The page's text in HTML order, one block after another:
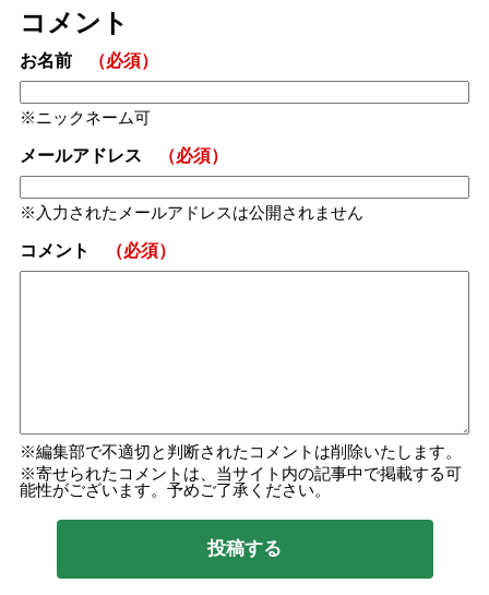
コメント
お名前 （必須）
ニックネーム可
メールアドレス （必須）
入力されたメールアドレスは公開されません
コメント （必須）
編集部で不適切と判断されたコメントは削除いたします。
寄せられたコメントは、当サイト内の記事中で掲載する可
能性がございます。予めご了承ください。